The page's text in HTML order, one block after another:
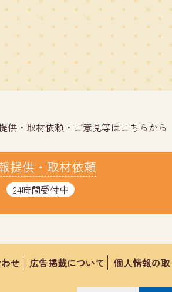
供・取材依頼・ご意見等はこちらから
提供・取材依頼
24時間受付中
せ 広告掲載について 個人情報の